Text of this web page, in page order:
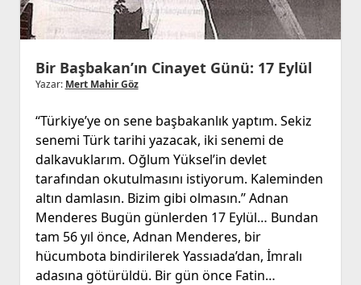
Bir Başbakan’ın Cinayet Günü: 17 Eylül
Yazar: Mert Mahir Göz
‘‘Türkiye’ye on sene başbakanlık yaptım. Sekiz
senemi Türk tarihi yazacak, iki senemi de
dalkavuklarım. Oğlum Yüksel’in devlet
tarafından okutulmasını istiyorum. Kaleminden
altın damlasın. Bizim gibi olmasın.’’ Adnan
Menderes Bugün günlerden 17 Eylül… Bundan
tam 56 yıl önce, Adnan Menderes, bir
hücumbota bindirilerek Yassıada’dan, İmralı
adasına götürüldü. Bir gün önce Fatin…